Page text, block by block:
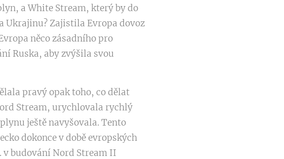
a White Stream, který by do
Ukrajinu? Zajistila Evropa dovoz
něco zásadního pro
Ruska, aby zvýšila svou
pravý opak toho, co dělat
Stream, urychlovala rychlý
ještě navyšovala. Tento
dokonce v době evropských
budování Nord Stream II